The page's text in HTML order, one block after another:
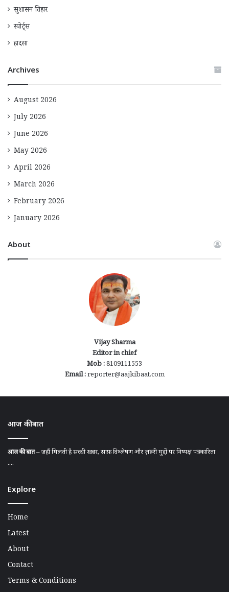
सुशासन तिहार
स्पोर्ट्स
हादसा
Archives
August 2026
July 2026
June 2026
May 2026
April 2026
March 2026
February 2026
January 2026
About
Vijay Sharma
Editor in chief
Mob :8109111553
Email :reporter@aajkibaat.com
आज की बात
आज की बात– जहाँ मिलती है सच्ची खबर, साफ़ विश्लेषण और ज़रूरी मुद्दों पर निष्पक्ष पत्रकारिता
....
Explore
Home
Latest
About
Contact
Terms & Conditions